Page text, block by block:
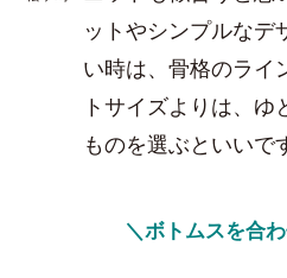
ットやシンプルなデ
い時は、骨格のライ
トサイズよりは、
ものを選ぶといいで
＼ボトムスを合